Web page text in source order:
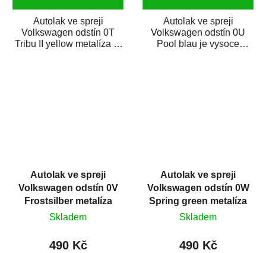
Autolak ve spreji
Volkswagen odstín 0T
Tribu II yellow metalíza je
Autolak ve spreji
Volkswagen odstín 0U
Pool blau je vysoce
Autolak ve spreji
Volkswagen odstín 0V
Frostsilber metalíza
375 ml
Skladem
490 Kč
Autolak ve spreji
Volkswagen odstín 0W
Spring green metalíza
375 ml
Skladem
490 Kč